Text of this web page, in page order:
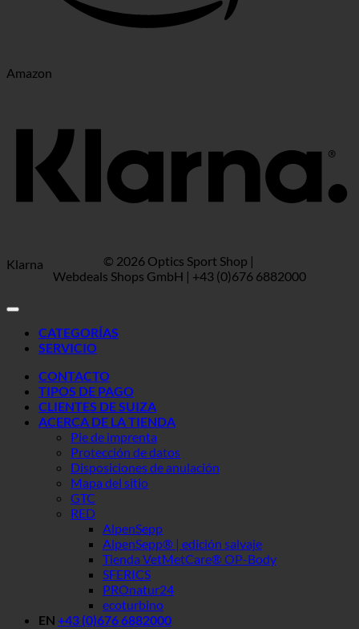
Amazon
Klarna
© 2026 Optics Sport Shop |
Webdeals Shops GmbH | +43 (0)676 6882000
CATEGORÍAS
SERVICIO
CONTACTO
TIPOS DE PAGO
CLIENTES DE SUIZA
ACERCA DE LA TIENDA
Pie de imprenta
Protección de datos
Disposiciones de anulación
Mapa del sitio
GTC
RED
AlpenSepp
AlpenSepp® | edición salvaje
Tienda VetMetCare® OP-Body
SFERICS
PROnatur24
ecoturbino
EN +43 (0)676 6882000